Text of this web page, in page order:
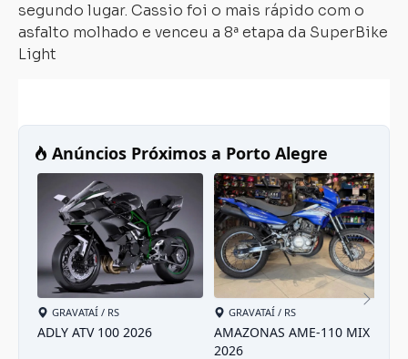
segundo lugar. Cassio foi o mais rápido com o
asfalto molhado e venceu a 8ª etapa da SuperBike
Light
Carregando...
Carregando...